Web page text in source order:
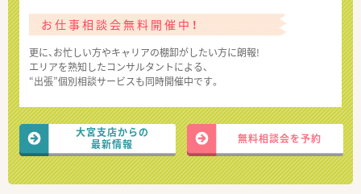
お仕事相談会無料開催中！
更に、お忙しい方やキャリアの棚卸がしたい方に朗報!
エリアを熟知したコンサルタントによる、
“出張”個別相談サービスも同時開催中です。
大宮支店からの
最新情報
無料相談会を予約